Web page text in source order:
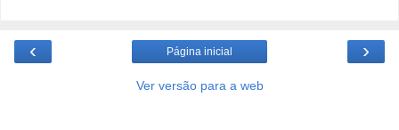
‹ ›
Página inicial
Ver versão para a web